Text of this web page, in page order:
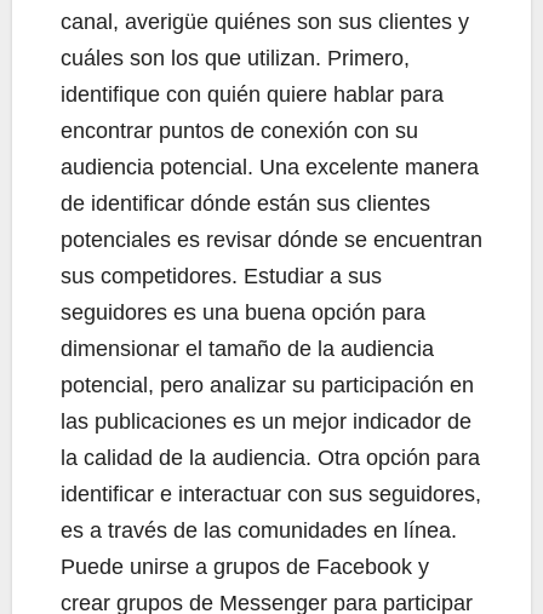
canal, averigüe quiénes son sus clientes y
cuáles son los que utilizan. Primero,
identifique con quién quiere hablar para
encontrar puntos de conexión con su
audiencia potencial. Una excelente manera
de identificar dónde están sus clientes
potenciales es revisar dónde se encuentran
sus competidores. Estudiar a sus
seguidores es una buena opción para
dimensionar el tamaño de la audiencia
potencial, pero analizar su participación en
las publicaciones es un mejor indicador de
la calidad de la audiencia. Otra opción para
identificar e interactuar con sus seguidores,
es a través de las comunidades en línea.
Puede unirse a grupos de Facebook y
crear grupos de Messenger para participar